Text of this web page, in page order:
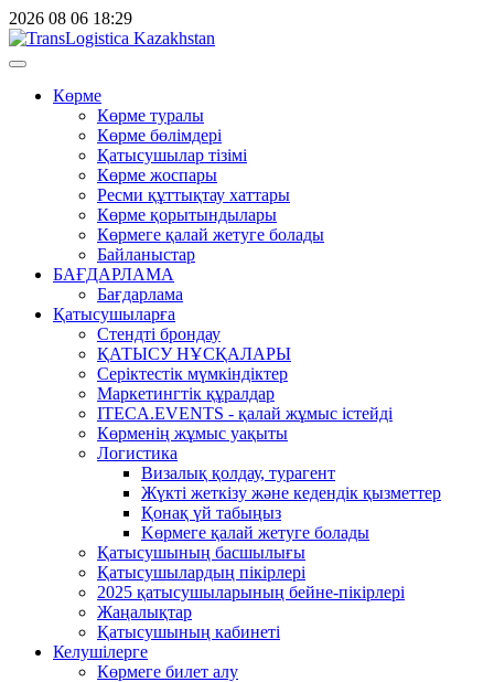
2026 08 06 18:29
Көрме
Көрме туралы
Көрме бөлімдері
Қатысушылар тізімі
Көрме жоспары
Ресми құттықтау хаттары
Көрме қорытындылары
Көрмеге қалай жетуге болады
Байланыстар
БАҒДАРЛАМА
Бағдарлама
Қатысушыларға
Стендті брондау
ҚАТЫСУ НҰСҚАЛАРЫ
Серіктестік мүмкіндіктер
Маркетингтік құралдар
ITECA.EVENTS - қалай жұмыс істейді
Көрменің жұмыс уақыты
Логистика
Визалық қолдау, турагент
Жүкті жеткізу және кедендік қызметтер
Қонақ үй табыңыз
Kөрмеге қалай жетуге болады
Қатысушының басшылығы
Қатысушылардың пікірлері
2025 қатысушыларының бейне-пікірлері
Жаңалықтар
Қатысушының кабинеті
Келушілерге
Көрмеге билет алу